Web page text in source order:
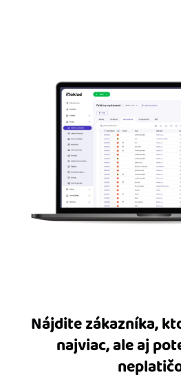
Nájdite zákazníka,
najviac, ale aj